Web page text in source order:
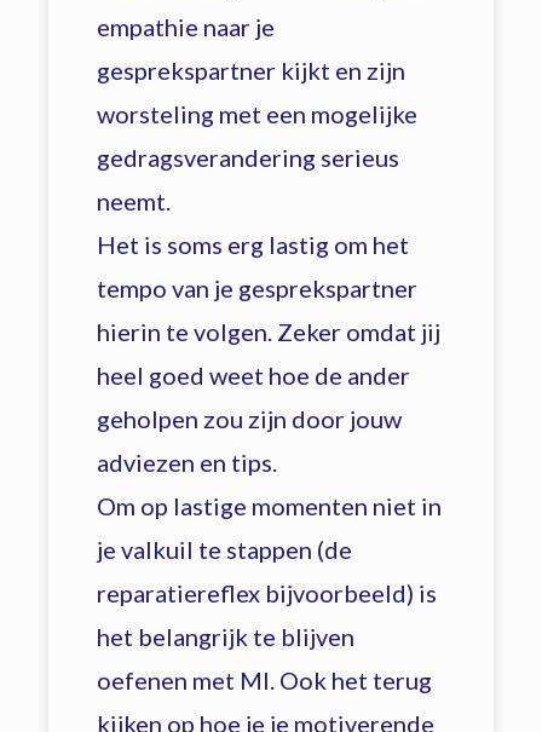
empathie naar je
gesprekspartner kijkt en zijn
worsteling met een mogelijke
gedragsverandering serieus
neemt.
Het is soms erg lastig om het
tempo van je gesprekspartner
hierin te volgen. Zeker omdat jij
heel goed weet hoe de ander
geholpen zou zijn door jouw
adviezen en tips.
Om op lastige momenten niet in
je valkuil te stappen (de
reparatiereflex bijvoorbeeld) is
het belangrijk te blijven
oefenen met MI. Ook het terug
kijken op hoe je je motiverende